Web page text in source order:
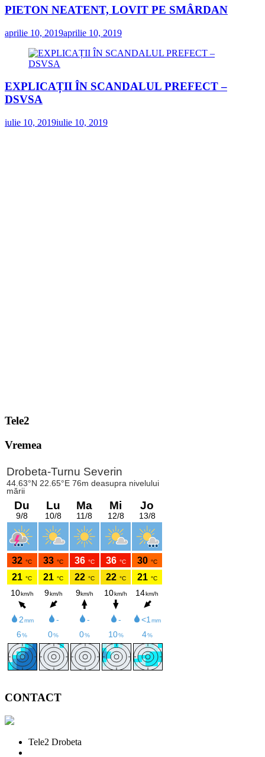
PIETON NEATENT, LOVIT PE SMÂRDAN
aprilie 10, 2019aprilie 10, 2019
EXPLICAȚII ÎN SCANDALUL PREFECT –
DSVSA
iulie 10, 2019iulie 10, 2019
Tele2
Vremea
CONTACT
Tele2 Drobeta